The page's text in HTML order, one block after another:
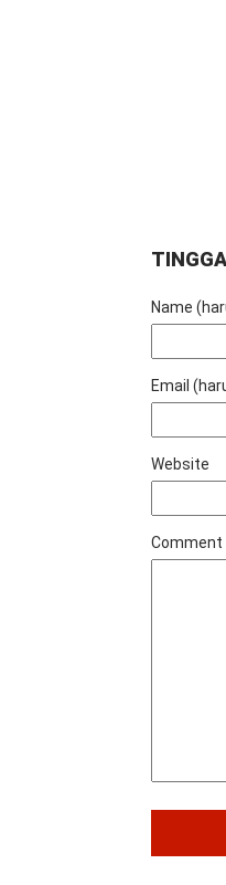
Name
Email
Website
Comment